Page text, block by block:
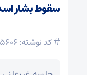
سقوط بشار
کد نوشته: 5606